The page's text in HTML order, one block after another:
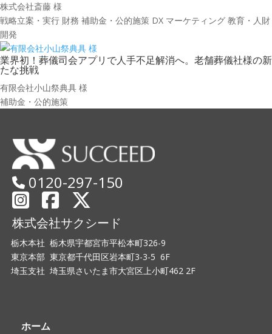
株式会社斎藤 様
戦略立案・実行 財務 補助金・公的施策 DX マーケティング 教育・人財
開発
業界初！ 葬儀司会アプリで人手不足解消へ。 老舗葬儀社様の新
たな挑戦
有限会社小山祭典具 様
補助金・公的施策
0120-297-150
株式会社サクシード
栃木本社 栃木県宇都宮市平松本町326-9
東京本部 東京都千代田区岩本町3-3-5 6F
埼玉支社 埼玉県さいたま市大宮区上小町462 2F
ホーム